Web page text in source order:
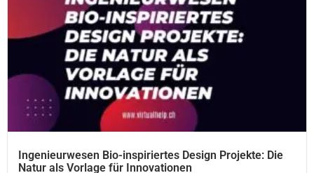
Ingenieurwesen Bio-inspiriertes Design Projekte: Die
Natur als Vorlage für Innovationen